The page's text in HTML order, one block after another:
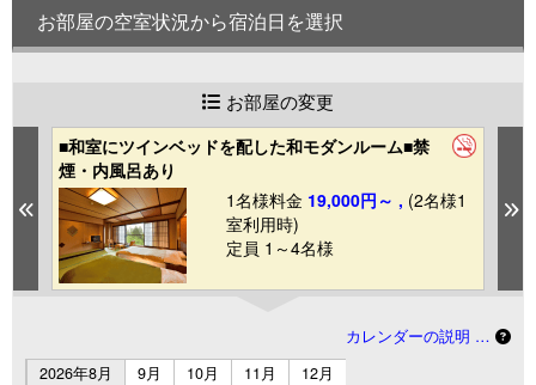
お部屋の空室状況から宿泊日を選択
お部屋の変更
Previous
■和室にツインベッドを配した和モダンルーム■禁
煙・内風呂あり
1名様料金 19,000円～ , (2名様1
室利用時)
定員 1～4名様
カレンダーの説明 …
2026年8月
9月 10月 11月 12月